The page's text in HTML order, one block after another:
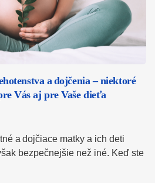
a dojčenia – niektoré
Vás aj pre Vaše dieťa
a dojčiace matky a ich deti
bezpečnejšie než iné. Keď ste